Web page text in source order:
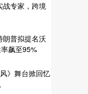
战专家，跨境
朗普拟提名沃
飙至95%
》舞台掀回忆